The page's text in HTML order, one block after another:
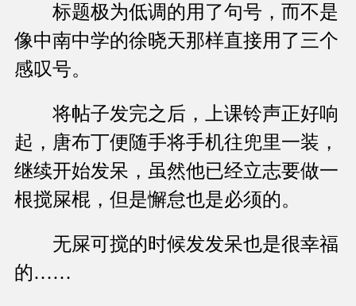
标题极为低调的用了句号，而不是
像中南中学的徐晓天那样直接用了三个
感叹号。
将帖子发完之后，上课铃声正好响
起，唐布丁便随手将手机往兜里一装，
继续开始发呆，虽然他已经立志要做一
根搅屎棍，但是懈怠也是必须的。
无屎可搅的时候发发呆也是很幸福
的……